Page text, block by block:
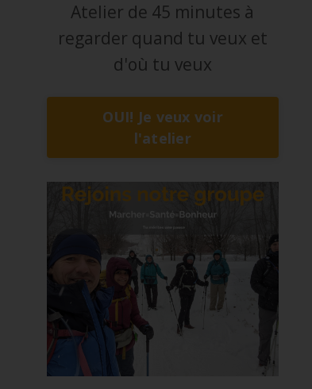
Atelier de 45 minutes à
regarder quand tu veux et
d'où tu veux
OUI! Je veux voir
l'atelier